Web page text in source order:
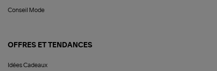
Conseil Mode
OFFRES ET TENDANCES
Idées Cadeaux